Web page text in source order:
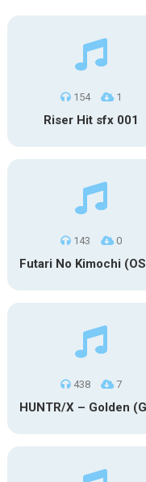
154 1
Riser Hit sfx 001
143 0
438 7